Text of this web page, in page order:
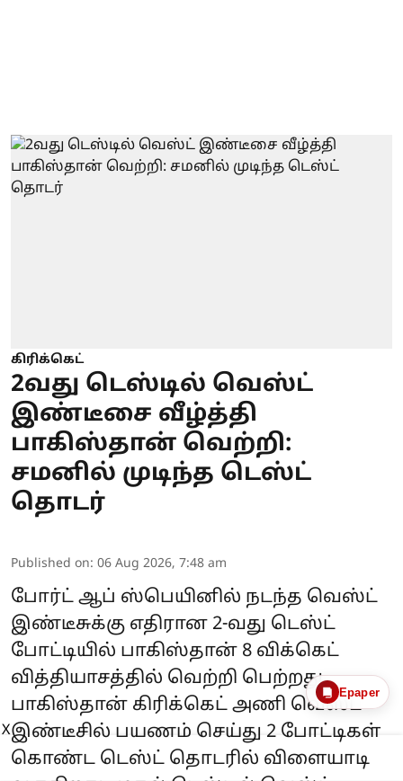
கிரிக்கெட்
2வது டெஸ்டில் வெஸ்ட்
இண்டீசை வீழ்த்தி
பாகிஸ்தான் வெற்றி:
சமனில் முடிந்த டெஸ்ட்
தொடர்
Published on: 06 Aug 2026, 7:48 am
போர்ட் ஆப் ஸ்பெயினில் நடந்த வெஸ்ட்
இண்டீசுக்கு எதிரான 2-வது டெஸ்ட்
போட்டியில் பாகிஸ்தான் 8 விக்கெட்
வித்தியாசத்தில் வெற்றி பெற்றது.
பாகிஸ்தான் கிரிக்கெட் அணி வெஸ்ட்
இண்டீசில் பயணம் செய்து 2 போட்டிகள்
கொண்ட டெஸ்ட் தொடரில் விளையாடி
Epaper
X